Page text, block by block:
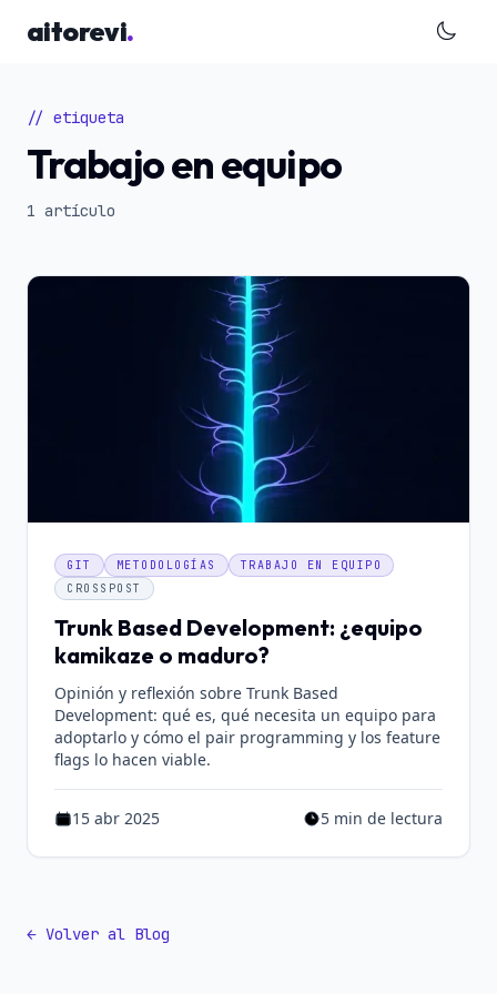
aitorevi.
// etiqueta
Trabajo en equipo
1 artículo
GIT METODOLOGÍAS
TRABAJO EN EQUIPO
CROSSPOST
Trunk Based Development: ¿equipo
kamikaze o maduro?
Opinión y reflexión sobre Trunk Based
Development: qué es, qué necesita un equipo para
adoptarlo y cómo el pair programming y los feature
flags lo hacen viable.
Publicado el 15 abr 2025
15 abr 2025 Tiempo estimado de
5 min de lectura
← Volver al Blog